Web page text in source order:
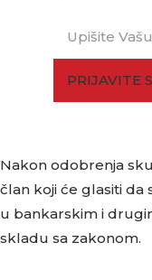
PRIJAVITE
Nakon odobrenja
član koji će glasiti da
u bankarskim i
skladu sa zakonom.